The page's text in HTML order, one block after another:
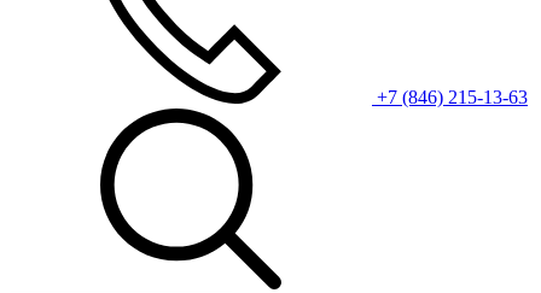
+7 (846) 215-13-63